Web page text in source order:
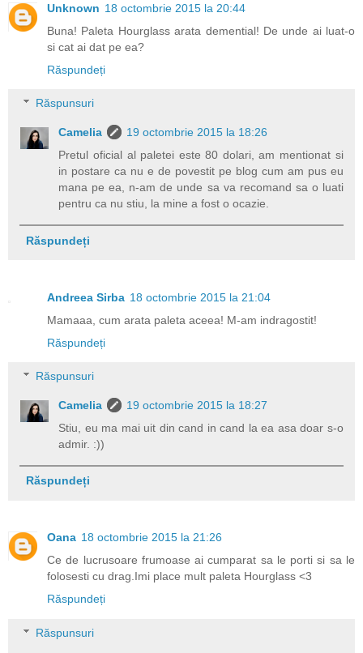
Unknown 18 octombrie 2015 la 20:44
Buna! Paleta Hourglass arata demential! De unde ai luat-o
si cat ai dat pe ea?
Răspundeți
Răspunsuri
Camelia
19 octombrie 2015 la 18:26
Pretul oficial al paletei este 80 dolari, am mentionat si
in postare ca nu e de povestit pe blog cum am pus eu
mana pe ea, n-am de unde sa va recomand sa o luati
pentru ca nu stiu, la mine a fost o ocazie.
Răspundeți
Andreea Sirba 18 octombrie 2015 la 21:04
Mamaaa, cum arata paleta aceea! M-am indragostit!
Răspundeți
Răspunsuri
Camelia
19 octombrie 2015 la 18:27
Stiu, eu ma mai uit din cand in cand la ea asa doar s-o
admir. :))
Răspundeți
Oana 18 octombrie 2015 la 21:26
Ce de lucrusoare frumoase ai cumparat sa le porti si sa le
folosesti cu drag.Imi place mult paleta Hourglass <3
Răspundeți
Răspunsuri